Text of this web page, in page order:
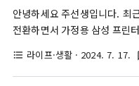
안녕하세요 주선생입니다. 최
전환하면서 가정용 삼성 프린
각보다 알아야 될 부분들이 꽤
는 잉크젯 프린터기를 선택할
format_list_bulleted 라이프·생활 · 2024. 7. 17.